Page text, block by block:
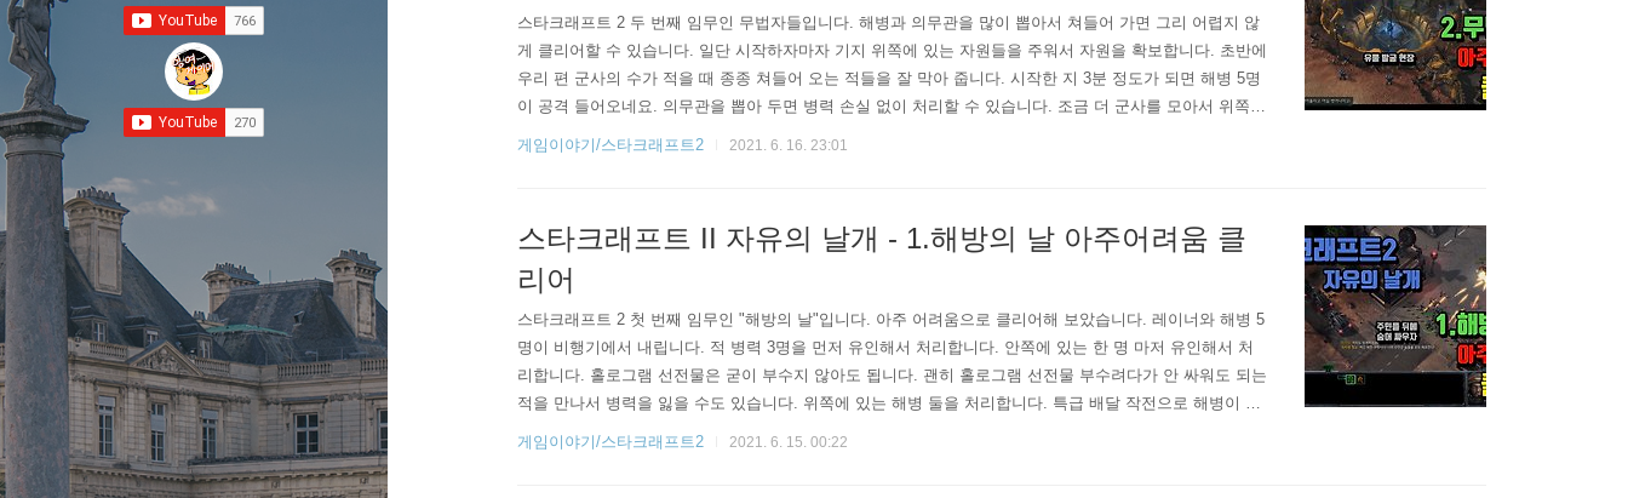
스타크래프트 2 두 번째 임무인 무법자들입니다. 해병과 의무관을 많이 뽑아서 쳐들어 가면 그리 어렵지 않
게 클리어할 수 있습니다. 일단 시작하자마자 기지 위쪽에 있는 자원들을 주워서 자원을 확보합니다. 초반에
우리 편 군사의 수가 적을 때 종종 쳐들어 오는 적들을 잘 막아 줍니다. 시작한 지 3분 정도가 되면 해병 5명
이 공격 들어오네요. 의무관을 뽑아 두면 병력 손실 없이 처리할 수 있습니다. 조금 더 군사를 모아서 위쪽으
로 올라가면 해병과 의무관이 보이는데 처리하고 자원을 추가로 획득합니다. 5분 30초 정도가 지나면 반란
게임이야기/스타크래프트2 2021. 6. 16. 23:01
스타크래프트 II 자유의 날개 - 1.해방의 날 아주어려움 클
리어
스타크래프트 2 첫 번째 임무인 "해방의 날"입니다. 아주 어려움으로 클리어해 보았습니다. 레이너와 해병 5
명이 비행기에서 내립니다. 적 병력 3명을 먼저 유인해서 처리합니다. 안쪽에 있는 한 명 마저 유인해서 처
리합니다. 홀로그램 선전물은 굳이 부수지 않아도 됩니다. 괜히 홀로그램 선전물 부수려다가 안 싸워도 되는
적을 만나서 병력을 잃을 수도 있습니다. 위쪽에 있는 해병 둘을 처리합니다. 특급 배달 작전으로 해병이 보
충됩니다. 뒤에서 멀뚱히 있으면 배달된 해병이 많이 죽습니다. 같이 싸우는 것이 유리합니다. 도망치려던
게임이야기/스타크래프트2 2021. 6. 15. 00:22